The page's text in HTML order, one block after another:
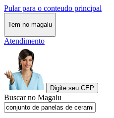
Pular para o conteudo principal
Tem no magalu
Atendimento
Digite seu CEP
Buscar no Magalu